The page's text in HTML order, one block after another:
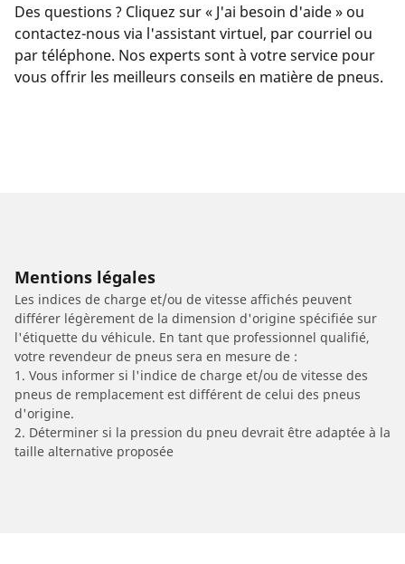
Des questions ? Cliquez sur « J'ai besoin d'aide » ou
contactez-nous via l'assistant virtuel, par courriel ou
par téléphone. Nos experts sont à votre service pour
vous offrir les meilleurs conseils en matière de pneus.
Mentions légales
Les indices de charge et/ou de vitesse affichés peuvent
différer légèrement de la dimension d'origine spécifiée sur
l'étiquette du véhicule. En tant que professionnel qualifié,
votre revendeur de pneus sera en mesure de :
1. Vous informer si l'indice de charge et/ou de vitesse des
pneus de remplacement est différent de celui des pneus
d'origine.
2. Déterminer si la pression du pneu devrait être adaptée à la
taille alternative proposée